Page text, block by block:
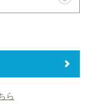
表
替
ら